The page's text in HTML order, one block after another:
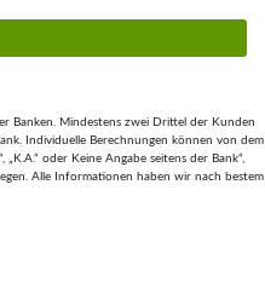
Banken. Mindestens zwei Drittel der Kunden
Individuelle Berechnungen können von dem
oder Keine Angabe seitens der Bank“,
Alle Informationen haben wir nach bestem